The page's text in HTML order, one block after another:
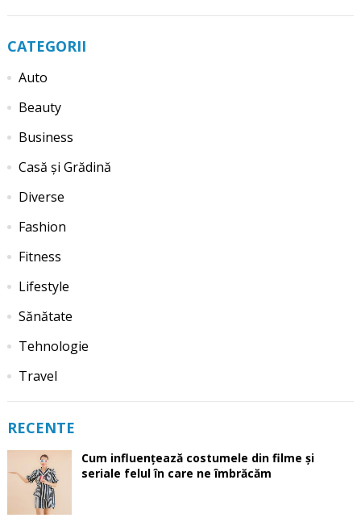
CATEGORII
Auto
Beauty
Business
Casă și Grădină
Diverse
Fashion
Fitness
Lifestyle
Sănătate
Tehnologie
Travel
RECENTE
Cum influențează costumele din filme și
seriale felul în care ne îmbrăcăm